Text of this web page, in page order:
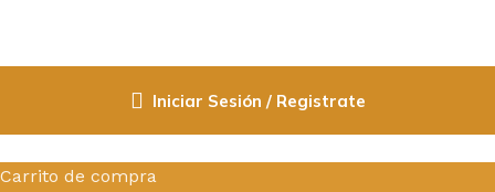
Iniciar Sesión / Registrate
Carrito de compra